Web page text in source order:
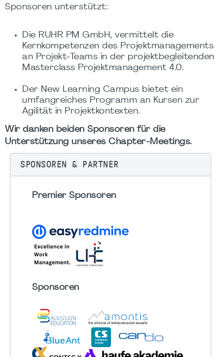
Sponsoren unterstützt:
Die RUHR PM GmbH, vermittelt die
Kernkompetenzen des Projektmanagements
an Projekt-Teams in der projektbegleitenden
Masterclass Projektmanagement 4.0.
Der New Learning Campus bietet ein
umfangreiches Programm an Kursen zur
Agilität in Projektkontexten.
Wir danken beiden Sponsoren für die
Unterstützung unseres Chapter-Meetings.
SPONSOREN & PARTNER
Premier Sponsoren
Sponsoren